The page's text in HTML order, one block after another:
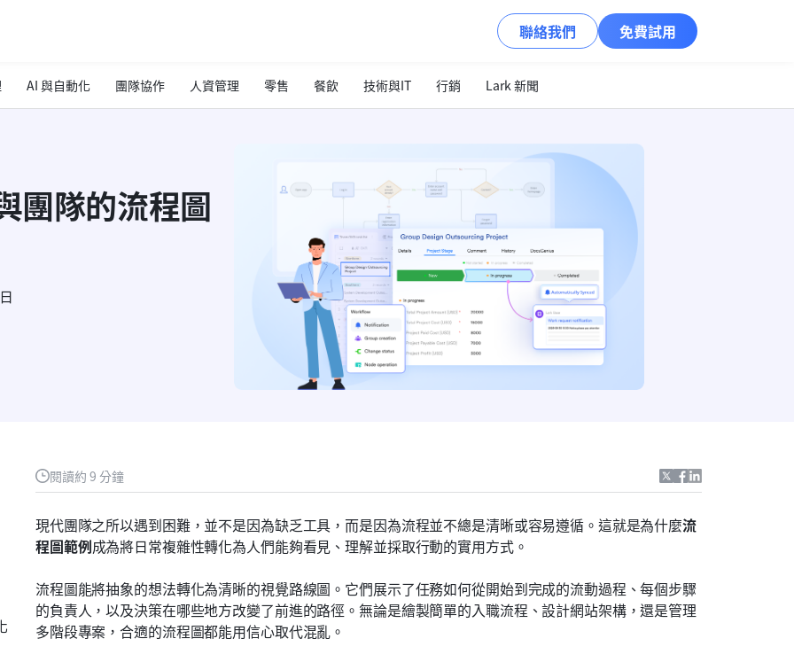
聯絡我們 免費試用
AI 與自動化 團隊協作 人資管理 零售 餐飲 技術與IT 行銷 Lark 新聞
團隊的流程圖
閱讀約 9 分鐘
現代團隊之所以遇到困難，並不是因為缺乏工具，而是因為流程並不總是清晰或容易遵循。這就是為什麼流
程圖範例成為將日常複雜性轉化為人們能夠看見、理解並採取行動的實用方式。
流程圖能將抽象的想法轉化為清晰的視覺路線圖。它們展示了任務如何從開始到完成的流動過程、每個步驟
的負責人，以及決策在哪些地方改變了前進的路徑。無論是繪製簡單的入職流程、設計網站架構，還是管理
多階段專案，合適的流程圖都能用信心取代混亂。